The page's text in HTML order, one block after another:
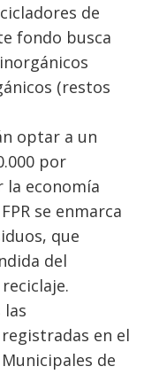
de
fondo busca
(restos
optar a un
por
economía
se enmarca
que
del
en el
de